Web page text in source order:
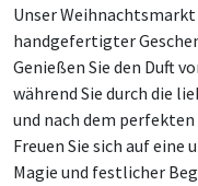
Unser
handgefertigter
Genießen Sie den Duft
während Sie durch die
und nach dem
Freuen Sie sich auf eine
Magie und festlicher